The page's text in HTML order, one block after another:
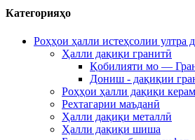
Категорияҳо
Роҳҳои ҳалли истеҳсолии ултра
Ҳалли дақиқи гранитӣ
Қобилияти мо —
Дониш - дақиқии
Роҳҳои ҳалли дақиқи
Рехтагарии маъданӣ
Ҳалли дақиқи металлӣ
Ҳалли дақиқи шиша